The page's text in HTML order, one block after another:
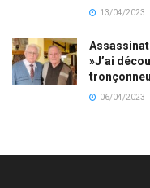
13/04/2023
»J’ai
06/04/2023